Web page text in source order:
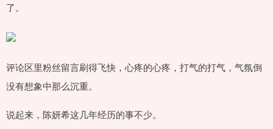
了。
评论区里粉丝留言刷得飞快，心疼的心疼，打气的打气，气氛倒
没有想象中那么沉重。
说起来，陈妍希这几年经历的事不少。